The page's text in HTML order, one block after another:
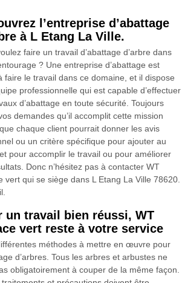
l’entreprise d’abattage
à L Etang La Ville.
faire un travail d’abattage d’arbre dans
? Une entreprise d’abattage est
faire le travail dans ce domaine, et il dispose
professionnelle qui est capable d’effectuer
d’abattage en toute sécurité. Toujours
demandes qu’il accomplit cette mission
chaque client pourrait donner les avis
ou un critère spécifique pour ajouter au
pour accomplir le travail ou pour améliorer
Donc n’hésitez pas à contacter WT
vert qui se siège dans L Etang La Ville 78620.
un travail bien réussi, WT
vert reste à votre service
méthodes à mettre en œuvre pour
d’arbres. Tous les arbres et arbustes ne
obligatoirement à couper de la même façon.